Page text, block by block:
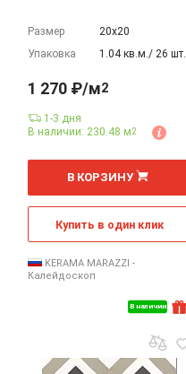
Размер
20х20
Упаковка
1.04 кв.м./ 26 шт.
В наличии
1 270 ₽/м2
1-3 дня
В наличии: 230.48 м2
м
В КОРЗИНУ
Купить в один клик
KERAMA MARAZZI -
Калейдоскоп